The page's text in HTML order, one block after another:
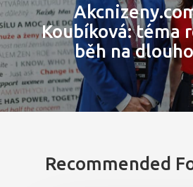
Koubíková: téma
běh na
Recommended